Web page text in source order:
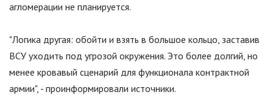
агломерации не планируется.
"Логика другая: обойти и взять в большое кольцо, заставив
ВСУ уходить под угрозой окружения. Это более долгий, но
менее кровавый сценарий для функционала контрактной
армии", - проинформировали источники.